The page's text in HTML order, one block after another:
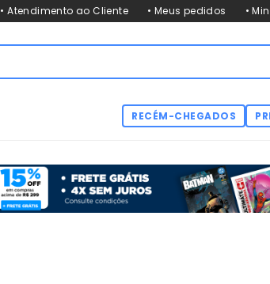
• Atendimento ao Cliente • Meus pedidos •
RECÉM-CHEGADOS